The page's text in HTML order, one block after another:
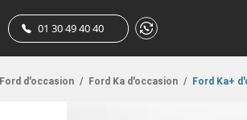
01 30 49 40 40
Ford d'occasion / Ford Ka d'occasion / Ford Ka+